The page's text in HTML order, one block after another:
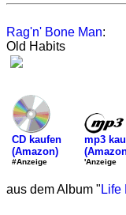
Rag'n' Bone Man:
Old Habits
CD kaufen
(Amazon)
#Anzeige
mp3
'Anzeige
aus dem Album " Life